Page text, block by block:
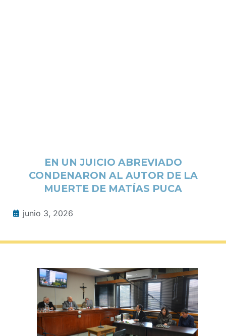
EN UN JUICIO ABREVIADO
CONDENARON AL AUTOR DE LA
MUERTE DE MATÍAS PUCA
junio 3, 2026